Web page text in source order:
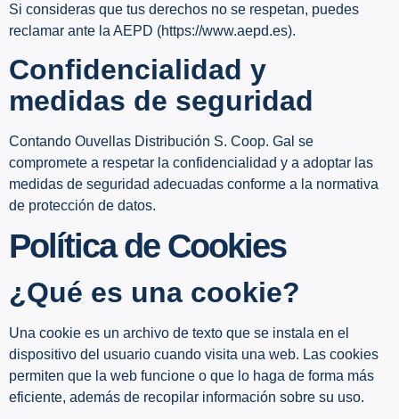
Si consideras que tus derechos no se respetan, puedes
reclamar ante la AEPD (https://www.aepd.es).
Confidencialidad y
medidas de seguridad
Contando Ouvellas Distribución S. Coop. Gal se
compromete a respetar la confidencialidad y a adoptar las
medidas de seguridad adecuadas conforme a la normativa
de protección de datos.
Política de Cookies
¿Qué es una cookie?
Una cookie es un archivo de texto que se instala en el
dispositivo del usuario cuando visita una web. Las cookies
permiten que la web funcione o que lo haga de forma más
eficiente, además de recopilar información sobre su uso.